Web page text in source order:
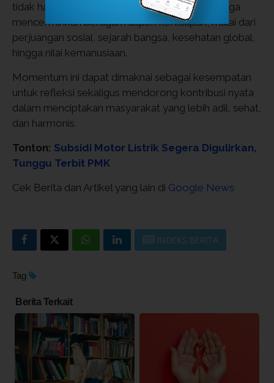
tidak hanya identik dengan Hari Buruh, tetapi juga
mencerminkan beragam aspek kehidupan, mulai dari
perjuangan sosial, sejarah bangsa, kesehatan global,
hingga nilai kemanusiaan.
Momentum ini dapat dimaknai sebagai kesempatan
untuk refleksi sekaligus mendorong kontribusi nyata
dalam menciptakan masyarakat yang lebih adil, sehat,
dan harmonis.
Tonton: Subsidi Motor Listrik Segera Digulirkan,
Tunggu Terbit PMK
Cek Berita dan Artikel yang lain di Google News
INDEKS BERITA
Tag
Berita Terkait